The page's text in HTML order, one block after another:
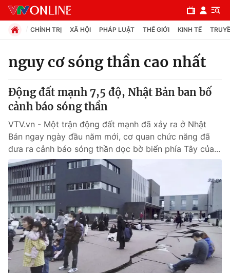
Chuyên mục
Chính trị
Xã hội
Pháp luật
Y tế
Thế giới
Tin tức
Thế giới đó đây
Kinh tế
CHÍNH TRỊ XÃ HỘI PHÁP LUẬT THẾ GIỚI KINH TẾ
nguy cơ sóng thần cao nhất
Động đất mạnh 7,5 độ, Nhật Bản ban bố
cảnh báo sóng thần
VTV.vn - Một trận động đất mạnh đã xảy ra ở Nhật
Bản ngay ngày đầu năm mới, cơ quan chức năng đã
đưa ra cảnh báo sóng thần dọc bờ biển phía Tây của...